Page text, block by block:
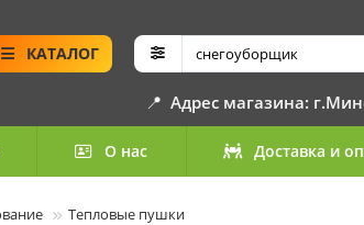
КАТАЛОГ
📍 Адрес магазина:
О нас Доставка и
Тепловые пушки